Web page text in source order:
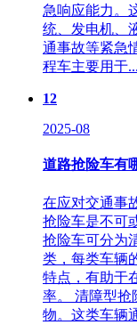
急响应能力。
统、发电机、
通事故等紧急
程车主要用于...
12
2025-08
道路抢险车有
在应对交通事
抢险车是不可
抢险车可分为
类，每类车辆
特点，有助于
率。 清障型抢
物。这类车辆